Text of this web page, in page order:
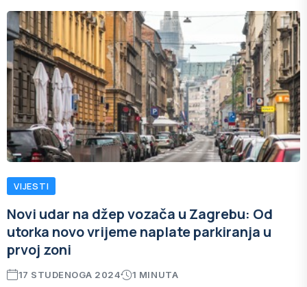
VIJESTI
Novi udar na džep vozača u Zagrebu: Od
utorka novo vrijeme naplate parkiranja u
prvoj zoni
17 STUDENOGA 2024 1 MINUTA